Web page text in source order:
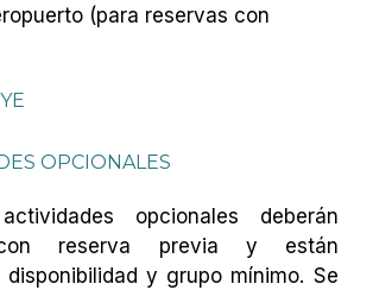
(para reservas con
OPCIONALES
opcionales deberán
reserva previa y están
y grupo mínimo. Se